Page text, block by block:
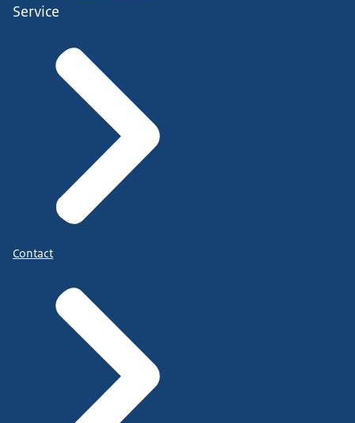
Service
Contact